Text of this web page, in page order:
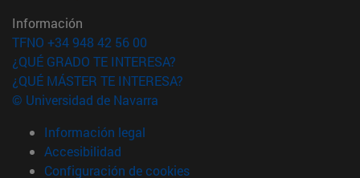
Información
TFNO +34 948 42 56 00
¿QUÉ GRADO TE INTERESA?
¿QUÉ MÁSTER TE INTERESA?
© Universidad de Navarra
Información legal
Accesibilidad
Configuración de cookies